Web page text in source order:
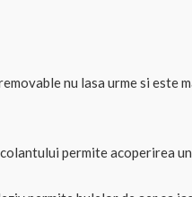
nu lasa urme si este
permite acoperirea